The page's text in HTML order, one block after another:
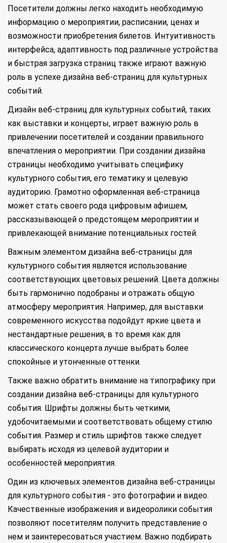
Посетители должны легко находить необходимую
информацию о мероприятии, расписании, ценах и
возможности приобретения билетов. Интуитивность
интерфейса, адаптивность под различные устройства
и быстрая загрузка страниц также играют важную
роль в успехе дизайна веб-страниц для культурных
событий.
Дизайн веб-страниц для культурных событий, таких
как выставки и концерты, играет важную роль в
привлечении посетителей и создании правильного
впечатления о мероприятии. При создании дизайна
страницы необходимо учитывать специфику
культурного события, его тематику и целевую
аудиторию. Грамотно оформленная веб-страница
может стать своего рода цифровым афишем,
рассказывающей о предстоящем мероприятии и
привлекающей внимание потенциальных гостей.
Важным элементом дизайна веб-страницы для
культурного события является использование
соответствующих цветовых решений. Цвета должны
быть гармонично подобраны и отражать общую
атмосферу мероприятия. Например, для выставки
современного искусства подойдут яркие цвета и
нестандартные решения, в то время как для
классического концерта лучше выбрать более
спокойные и утонченные оттенки.
Также важно обратить внимание на типографику при
создании дизайна веб-страницы для культурного
события. Шрифты должны быть четкими,
удобочитаемыми и соответствовать общему стилю
события. Размер и стиль шрифтов также следует
выбирать исходя из целевой аудитории и
особенностей мероприятия.
Один из ключевых элементов дизайна веб-страницы
для культурного события - это фотографии и видео.
Качественные изображения и видеоролики события
позволяют посетителям получить представление о
нем и заинтересоваться участием. Важно подбирать